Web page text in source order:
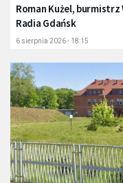
Roman Kużel, burmistrz
Radia Gdańsk
6 sierpnia 2026 - 18:15